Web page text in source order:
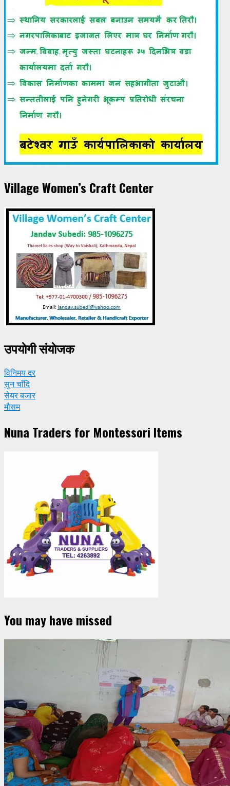
Village Women’s Craft Center
उपयाेगी संयाेजक
विनिमय दर
सुन चाँदि
सेयर बजार
मौसम
Nuna Traders for Montessori Items
You may have missed